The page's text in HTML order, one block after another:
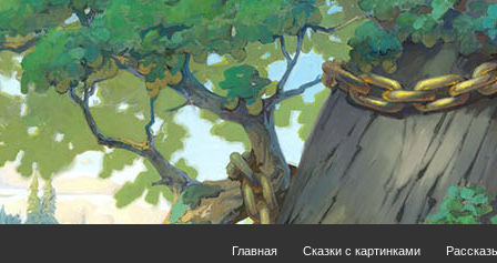
Главная Сказки с картинками